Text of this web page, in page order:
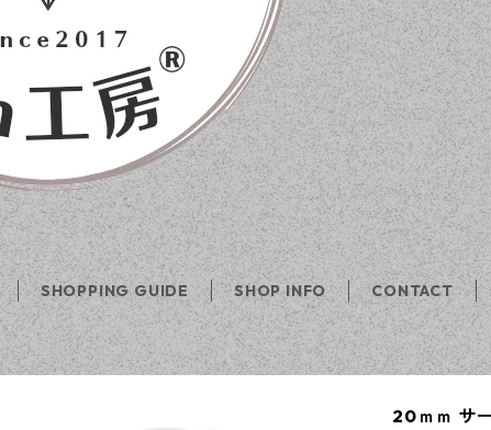
SHOPPING GUIDE SHOP INFO CONTACT
20ｍｍ サ